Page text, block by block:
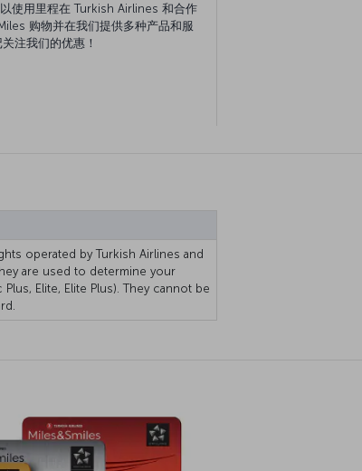
使用里程在 Turkish Airlines 和合作
购物并在我们提供多种产品和服
注我们的优惠！
operated by Turkish Airlines and
are used to determine your
Elite, Elite Plus). They cannot be